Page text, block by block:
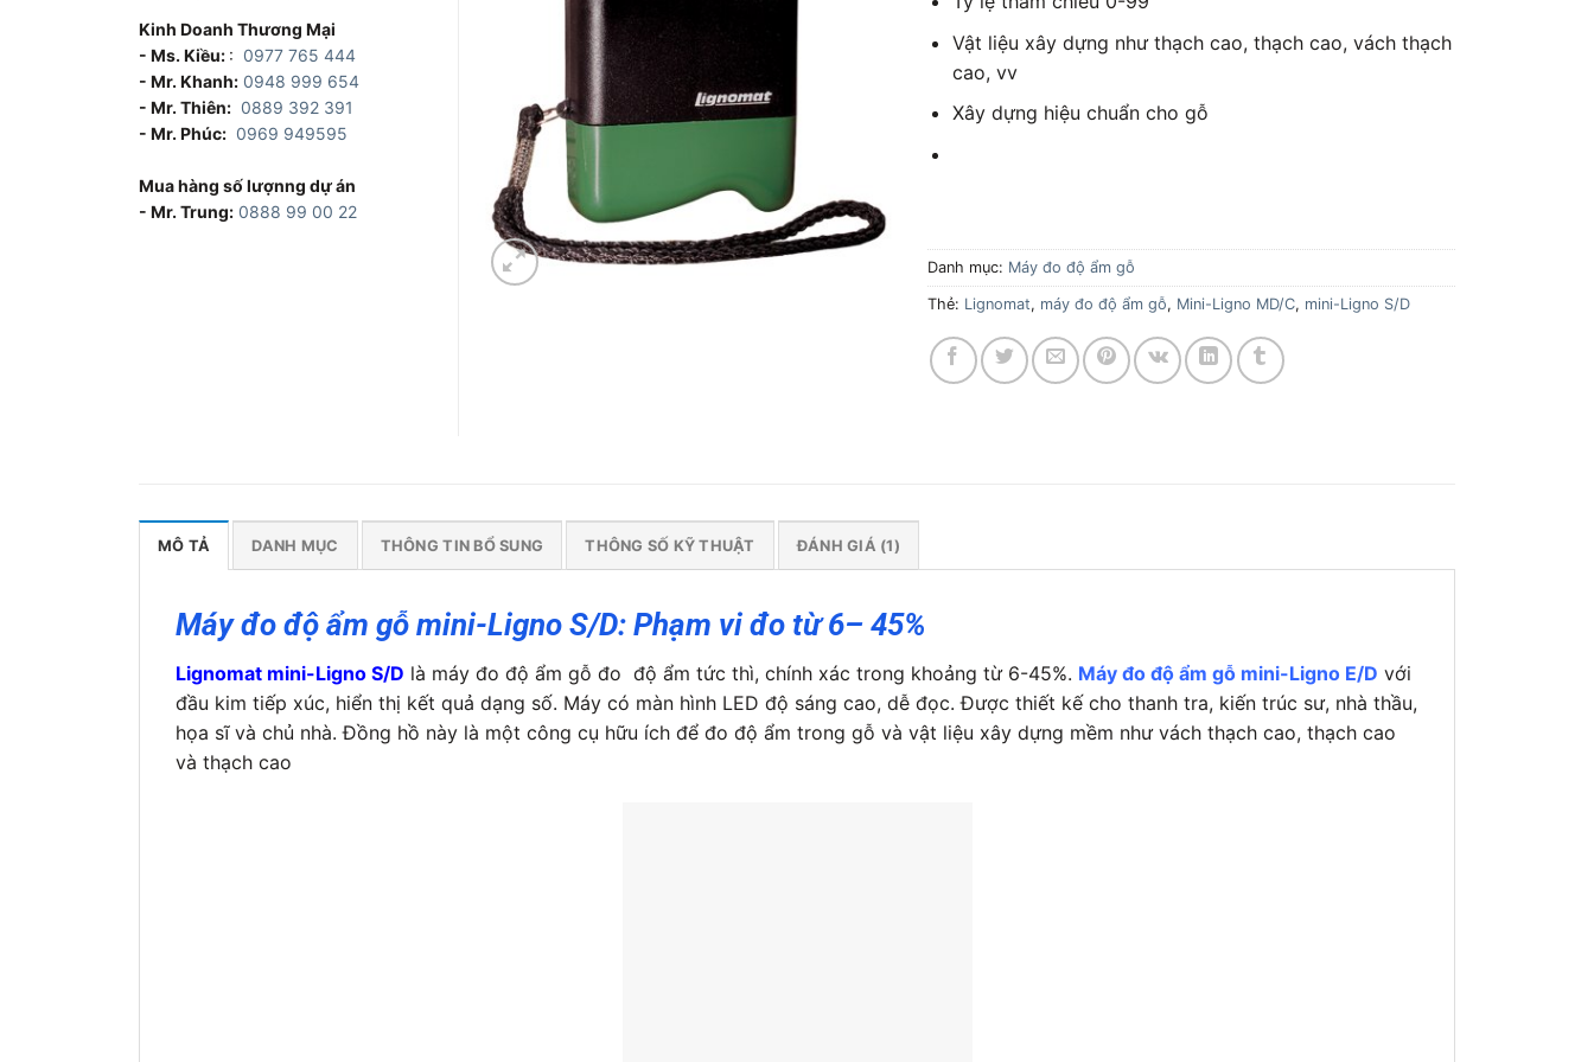
Vật liệu xây dựng như thạch cao, thạch cao, vách thạch
cao, vv
Xây dựng hiệu chuẩn cho gỗ
Danh mục: Máy đo độ ẩm gỗ
Thẻ: Lignomat, máy đo độ ẩm gỗ, Mini-Ligno MD/C, mini-Ligno S/D
Kinh Doanh Thương Mại
- Ms. Kiều: : 0977 765 444
- Mr. Khanh: 0948 999 654
- Mr. Thiên: 0889 392 391
- Mr. Phúc: 0969 949595
Mua hàng số lượnng dự án
- Mr. Trung: 0888 99 00 22
MÔ TẢ DANH MỤC THÔNG TIN BỔ SUNG THÔNG SỐ KỸ THUẬT ĐÁNH GIÁ (1)
Máy đo độ ẩm gỗ mini-Ligno S/D: Phạm vi đo từ 6– 45%
Lignomat mini-Ligno S/D là máy đo độ ẩm gỗ đo độ ẩm tức thì, chính xác trong khoảng từ 6-45%. Máy đo độ ẩm gỗ mini-Ligno E/D với
đầu kim tiếp xúc, hiển thị kết quả dạng số. Máy có màn hình LED độ sáng cao, dễ đọc. Được thiết kế cho thanh tra, kiến ​​trúc sư, nhà thầu,
họa sĩ và chủ nhà. Đồng hồ này là một công cụ hữu ích để đo độ ẩm trong gỗ và vật liệu xây dựng mềm như vách thạch cao, thạch cao
và thạch cao